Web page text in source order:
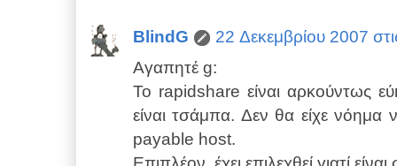
BlindG
22 Δεκεμβρίου 2007
Αγαπητέ g:
Το rapidshare είναι αρκούντως
είναι τσάμπα. Δεν θα είχε
payable host.